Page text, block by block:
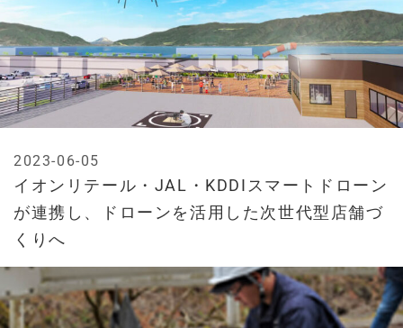
イオンリテール・JAL・KDDIスマートドローン
が連携し、ドローンを活用した次世代型店舗づ
くりへ
2023-06-05